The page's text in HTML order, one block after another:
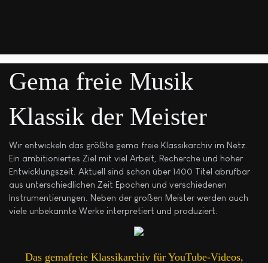
Gema freie Musik
Klassik der Meister
Wir entwickeln das größte gema freie Klassikarchiv im Netz.
Ein ambitioniertes Ziel mit viel Arbeit, Recherche und hoher
Entwicklungszeit. Aktuell sind schon über 1400 Titel abrufbar
aus unterschiedlichen Zeit Epochen und verschiedenen
Instrumentierungen. Neben der großen Meister werden auch
viele unbekannte Werke interpretiert und produziert.
Das gemafreie Klassikarchiv für YouTube-Videos,